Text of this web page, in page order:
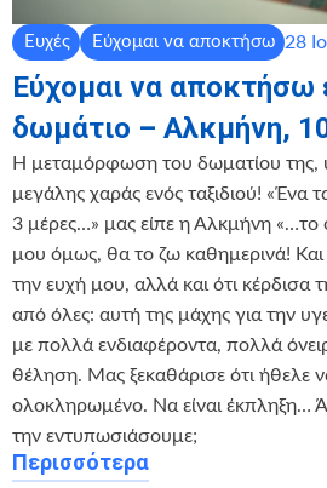
Ευχές Εύχομαι να αποκτήσω 28
Εύχομαι να αποκτήσω
δωμάτιο – Αλκμήνη,
Η μεταμόρφωση του δωματίου της,
μεγάλης χαράς ενός ταξιδιού! «Ένα
3 μέρες…» μας είπε η Αλκμήνη «…το
μου όμως, θα το ζω καθημερινά! Και
την ευχή μου, αλλά και ότι κέρδισα
από όλες: αυτή της μάχης για την
με πολλά ενδιαφέροντα, πολλά
θέληση. Μας ξεκαθάρισε ότι ήθελε
ολοκληρωμένο. Να είναι έκπληξη…
την εντυπωσιάσουμε;
Περισσότερα